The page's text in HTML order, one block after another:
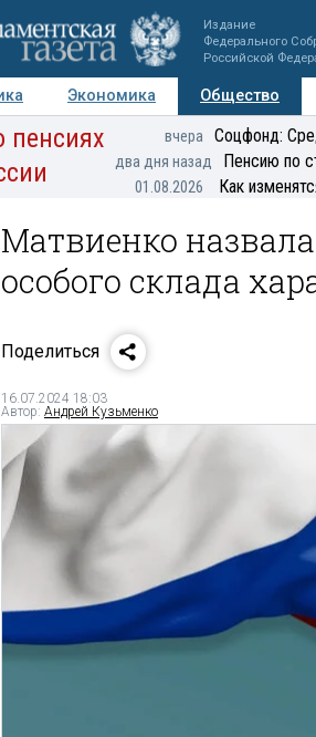
Издание
Федерального
Российской
Экономика Общество
Персоны Мнения
пенсиях
вчера Соцфонд:
два дня назад Пенсию по
01.08.2026 Как
Матвиенко
особого склада
Поделиться
16.07.2024 18:03
Автор: Андрей Кузьменко